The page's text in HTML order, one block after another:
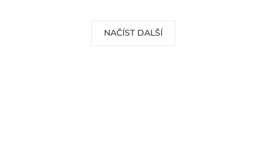
NAČÍST DALŠÍ